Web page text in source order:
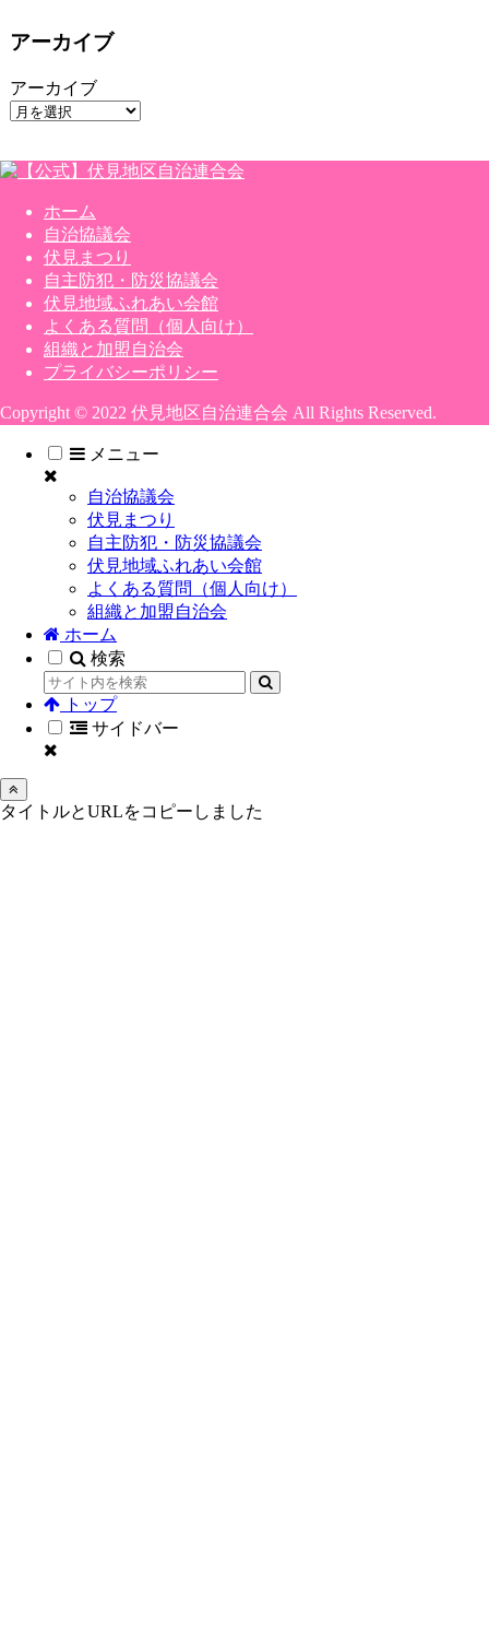
アーカイブ
アーカイブ
ホーム
自治協議会
伏見まつり
自主防犯・防災協議会
伏見地域ふれあい会館
よくある質問（個人向け）
組織と加盟自治会
プライバシーポリシー
Copyright © 2022 伏見地区自治連合会 All Rights Reserved.
メニュー
自治協議会
伏見まつり
自主防犯・防災協議会
伏見地域ふれあい会館
よくある質問（個人向け）
組織と加盟自治会
ホーム
検索
トップ
サイドバー
タイトルとURLをコピーしました